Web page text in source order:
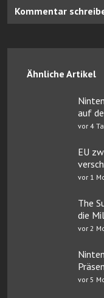
Kommentar
Ähnliche Artikel
auf
vor 4
EU
vor 1
The
die
vor 2
vor 5